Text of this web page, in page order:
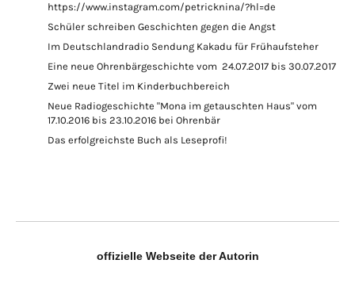
https://www.instagram.com/petricknina/?hl=de
Schüler schreiben Geschichten gegen die Angst
Im Deutschlandradio Sendung Kakadu für Frühaufsteher
Eine neue Ohrenbärgeschichte vom 24.07.2017 bis 30.07.2017
Zwei neue Titel im Kinderbuchbereich
Neue Radiogeschichte "Mona im getauschten Haus" vom
17.10.2016 bis 23.10.2016 bei Ohrenbär
Das erfolgreichste Buch als Leseprofi!
offizielle Webseite der Autorin